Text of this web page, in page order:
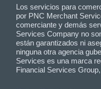
Los servicios para
por PNC Merchant
comerciante y demás
Services Company no
están garantizados ni
ninguna otra agencia
Services es una marca
Financial Services